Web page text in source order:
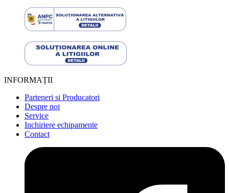
INFORMAȚII
Parteneri si Producatori
Despre noi
Service
Inchiriere echipamente
Contact